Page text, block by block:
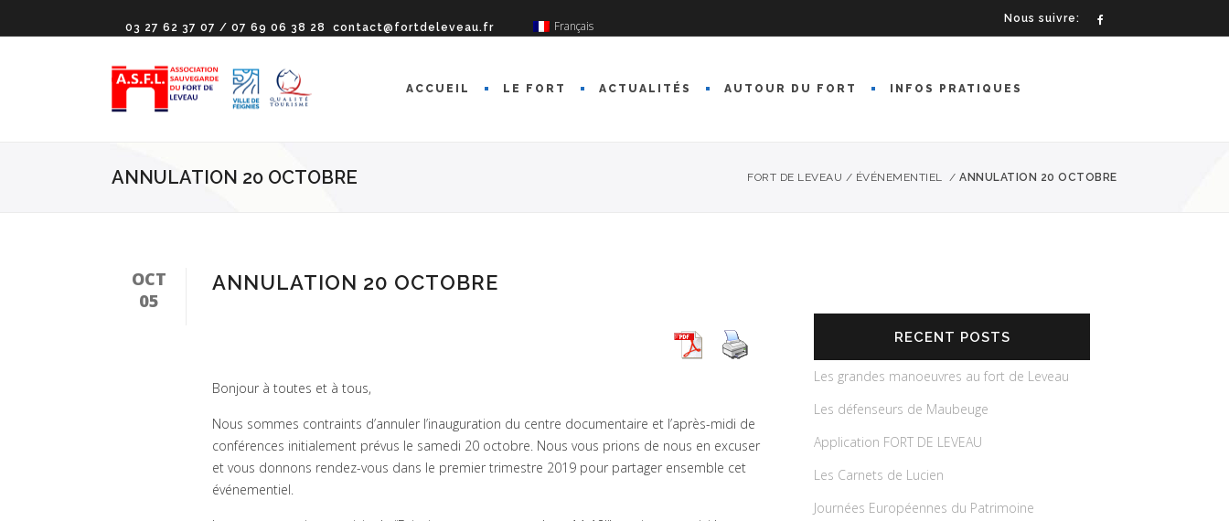
03 27 62 37 07 / 07 69 06 38 28 contact@fortdeleveau.fr Français Nous suivre:
ACCUEIL LE FORT ACTUALITÉS AUTOUR DU FORT INFOS PRATIQUES
ANNULATION 20 OCTOBRE FORT DE LEVEAU / ÉVÉNEMENTIEL / ANNULATION 20 OCTOBRE
OCT
05
ANNULATION 20 OCTOBRE
Bonjour à toutes et à tous,
Nous sommes contraints d’annuler l’inauguration du centre documentaire et l’après-midi de
conférences initialement prévus le samedi 20 octobre. Nous vous prions de nous en excuser
et vous donnons rendez-vous dans le premier trimestre 2019 pour partager ensemble cet
événementiel.
RECENT POSTS
Les grandes manoeuvres au fort de Leveau
Les défenseurs de Maubeuge
Application FORT DE LEVEAU
Les Carnets de Lucien
Journées Européennes du Patrimoine